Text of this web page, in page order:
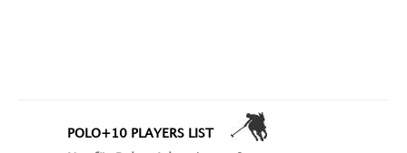
POLO+10 PLAYERS LIST